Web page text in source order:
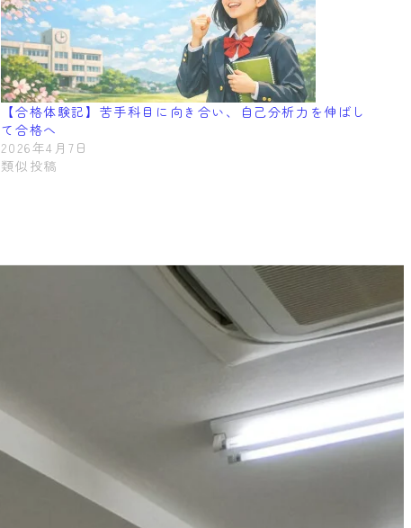
【合格体験記】苦手科目に向き合い、自己分析力を伸ばし
て合格へ
2026年4月7日
類似投稿